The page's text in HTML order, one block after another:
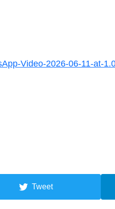
Video-2026-06-11-at-
Tweet